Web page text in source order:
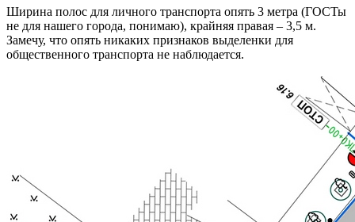
Ширина полос для личного транспорта опять 3 метра (ГОСТы
не для нашего города, понимаю), крайняя правая – 3,5 м.
Замечу, что опять никаких признаков выделенки для
общественного транспорта не наблюдается.